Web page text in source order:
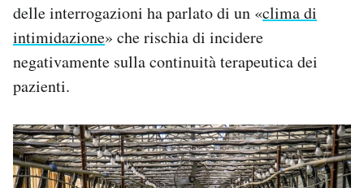
delle interrogazioni ha parlato di un «clima di
intimidazione» che rischia di incidere
negativamente sulla continuità terapeutica dei
pazienti.